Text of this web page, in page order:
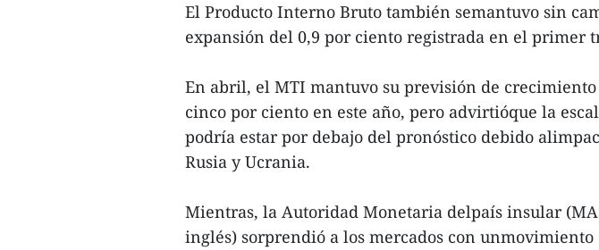
El Producto Interno Bruto también semantuvo sin
expansión del 0,9 por ciento registrada en el primer
En abril, el MTI mantuvo su previsión de crecimiento
cinco por ciento en este año, pero advirtióque la
podría estar por debajo del pronóstico debido
Rusia y Ucrania.
Mientras, la Autoridad Monetaria delpaís insular
inglés) sorprendió a los mercados con